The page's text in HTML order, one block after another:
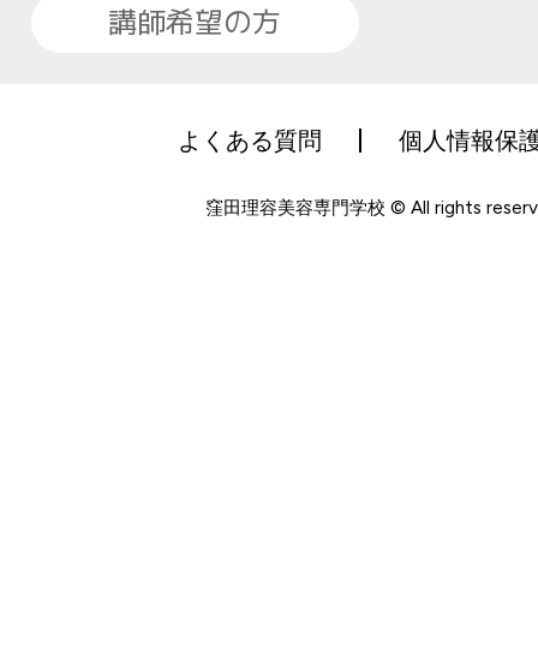
講師希望の方
よくある質問 個人情報保
窪田理容美容専門学校 © All rights